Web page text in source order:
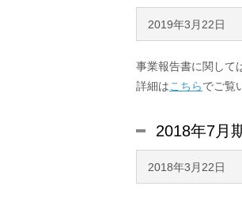
2019年3月22日
事業報告書に関して
詳細はこちらでご覧
2018年7月
2018年3月22日